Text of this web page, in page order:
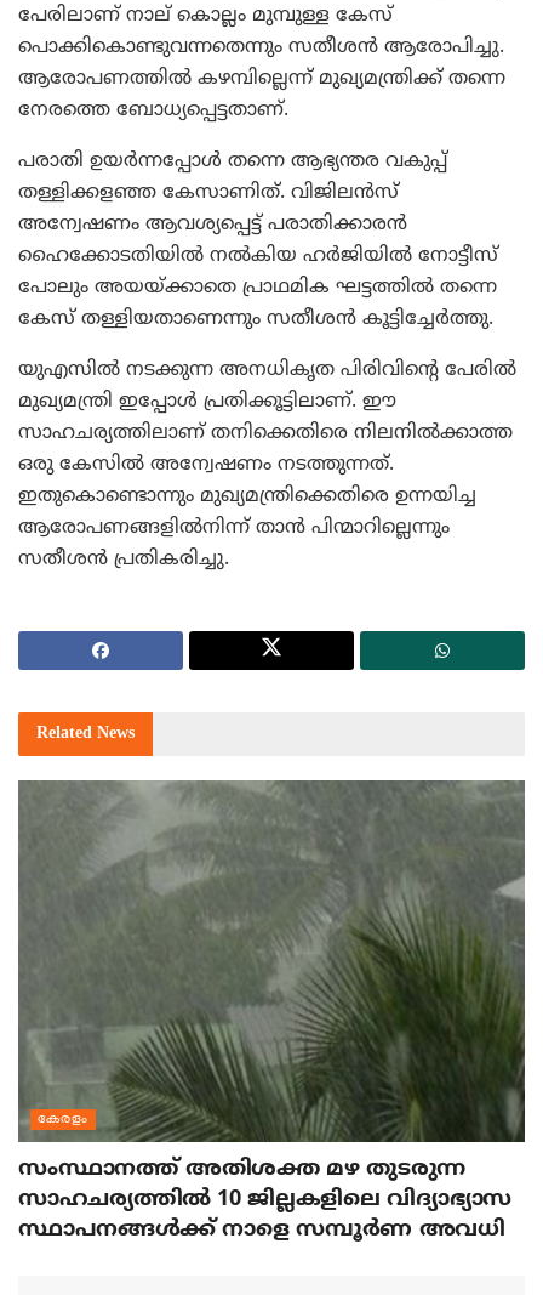
പേരിലാണ് നാല് കൊല്ലം മുമ്പുള്ള കേസ്
പൊക്കികൊണ്ടുവന്നതെന്നും സതീശന്‍ ആരോപിച്ചു.
ആരോപണത്തില്‍ കഴമ്പില്ലെന്ന് മുഖ്യമന്ത്രിക്ക് തന്നെ
നേരത്തെ ബോധ്യപ്പെട്ടതാണ്.
പരാതി ഉയര്‍ന്നപ്പോള്‍ തന്നെ ആഭ്യന്തര വകുപ്പ്
തള്ളിക്കളഞ്ഞ കേസാണിത്. വിജിലന്‍സ്
അന്വേഷണം ആവശ്യപ്പെട്ട് പരാതിക്കാരന്‍
ഹൈക്കോടതിയില്‍ നല്‍കിയ ഹര്‍ജിയില്‍ നോട്ടീസ്
പോലും അയയ്ക്കാതെ പ്രാഥമിക ഘട്ടത്തില്‍ തന്നെ
കേസ് തള്ളിയതാണെന്നും സതീശന്‍ കൂട്ടിച്ചേര്‍ത്തു.
യുഎസില്‍ നടക്കുന്ന അനധികൃത പിരിവിന്റെ പേരില്‍
മുഖ്യമന്ത്രി ഇപ്പോള്‍ പ്രതിക്കൂട്ടിലാണ്. ഈ
സാഹചര്യത്തിലാണ് തനിക്കെതിരെ നിലനില്‍ക്കാത്ത
ഒരു കേസില്‍ അന്വേഷണം നടത്തുന്നത്.
ഇതുകൊണ്ടൊന്നും മുഖ്യമന്ത്രിക്കെതിരെ ഉന്നയിച്ച
ആരോപണങ്ങളില്‍നിന്ന് താന്‍ പിന്മാറില്ലെന്നും
സതീശന്‍ പ്രതികരിച്ചു.
Related News
കേരളം
സംസ്ഥാനത്ത് അതിശക്ത മഴ തുടരുന്ന
സാഹചര്യത്തിൽ 10 ജില്ലകളിലെ വിദ്യാഭ്യാസ
സ്ഥാപനങ്ങൾക്ക് നാളെ സമ്പൂർണ അവധി